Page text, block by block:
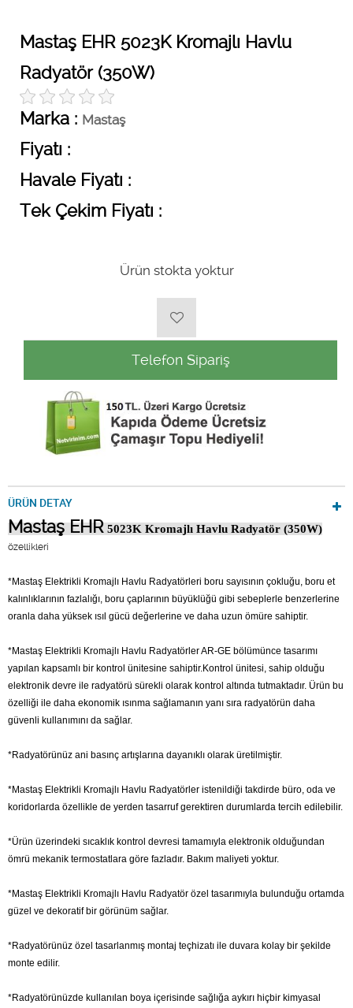
Mastaş EHR 5023K Kromajlı Havlu
Radyatör (350W)
Marka : Mastaş
Fiyatı :
Havale Fiyatı :
Tek Çekim Fiyatı :
Ürün stokta yoktur
Telefon Sipariş
ÜRÜN DETAY
Mastaş EHR 5023K Kromajlı Havlu Radyatör (350W)
özellikleri
*Mastaş Elektrikli Kromajlı Havlu Radyatörleri boru sayısının çokluğu, boru et
kalınlıklarının fazlalığı, boru çaplarının büyüklüğü gibi sebeplerle benzerlerine
oranla daha yüksek ısıl gücü değerlerine ve daha uzun ömüre sahiptir.
*Mastaş Elektrikli Kromajlı Havlu Radyatörler AR-GE bölümünce tasarımı
yapılan kapsamlı bir kontrol ünitesine sahiptir.Kontrol ünitesi, sahip olduğu
elektronik devre ile radyatörü sürekli olarak kontrol altında tutmaktadır. Ürün bu
özelliği ile daha ekonomik ısınma sağlamanın yanı sıra radyatörün daha
güvenli kullanımını da sağlar.
*Radyatörünüz ani basınç artışlarına dayanıklı olarak üretilmiştir.
*Mastaş Elektrikli Kromajlı Havlu Radyatörler istenildiği takdirde büro, oda ve
koridorlarda özellikle de yerden tasarruf gerektiren durumlarda tercih edilebilir.
*Ürün üzerindeki sıcaklık kontrol devresi tamamıyla elektronik olduğundan
ömrü mekanik termostatlara göre fazladır. Bakım maliyeti yoktur.
*Mastaş Elektrikli Kromajlı Havlu Radyatör özel tasarımıyla bulunduğu ortamda
güzel ve dekoratif bir görünüm sağlar.
*Radyatörünüz özel tasarlanmış montaj teçhizatı ile duvara kolay bir şekilde
monte edilir.
*Radyatörünüzde kullanılan boya içerisinde sağlığa aykırı hiçbir kimyasal